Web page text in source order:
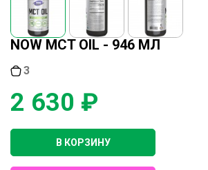
NOW MCT OIL - 946 МЛ
3
2 630 ₽
В КОРЗИНУ